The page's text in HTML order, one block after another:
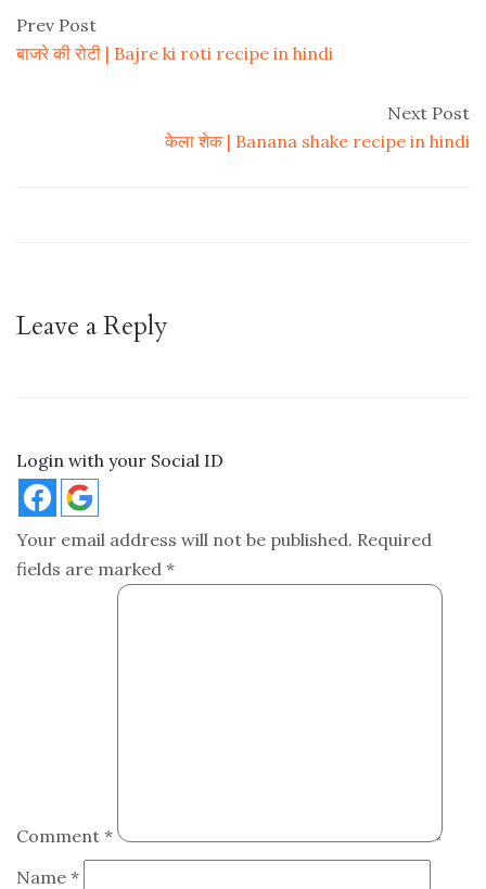
Prev Post
बाजरे की रोटी | Bajre ki roti recipe in hindi
Next Post
केला शेक | Banana shake recipe in hindi
Leave a Reply
Login with your Social ID
Your email address will not be published. Required
fields are marked *
Comment *
Name *